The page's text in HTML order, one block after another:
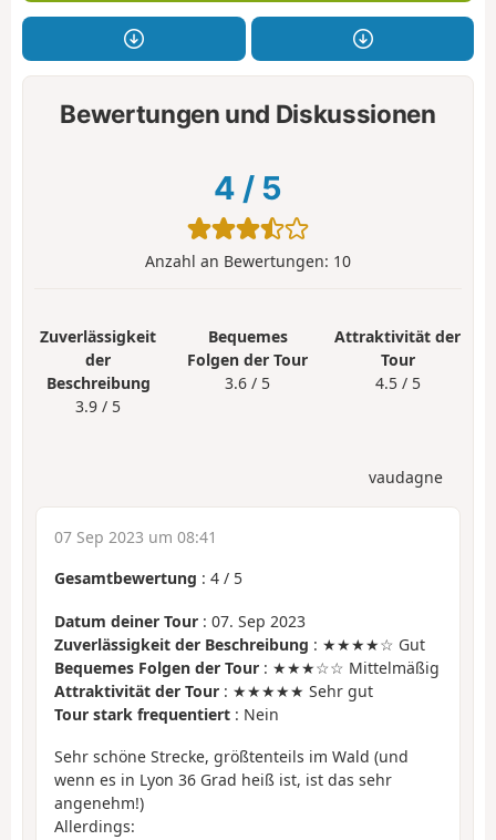
Bewertungen und Diskussionen
4 / 5
Anzahl an Bewertungen: 10
Zuverlässigkeit
der
Beschreibung
3.9 / 5
Bequemes
Folgen der Tour
3.6 / 5
Attraktivität der
Tour
4.5 / 5
vaudagne
07 Sep 2023 um 08:41
Gesamtbewertung : 4 / 5
Datum deiner Tour : 07. Sep 2023
Zuverlässigkeit der Beschreibung : ★★★★☆ Gut
Bequemes Folgen der Tour : ★★★☆☆ Mittelmäßig
Attraktivität der Tour : ★★★★★ Sehr gut
Tour stark frequentiert : Nein
Sehr schöne Strecke, größtenteils im Wald (und
wenn es in Lyon 36 Grad heiß ist, ist das sehr
angenehm!)
Allerdings: